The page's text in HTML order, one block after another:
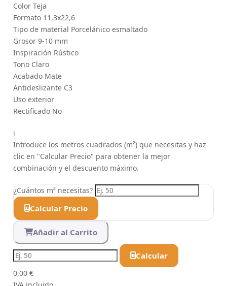
Color Teja
Formato 11,3x22,6
Tipo de material Porcelánico esmaltado
Grosor 9-10 mm
Inspiración Rústico
Tono Claro
Acabado Mate
Antideslizante C3
Uso exterior
Rectificado No
i
Introduce los metros cuadrados (m²) que necesitas y haz
clic en "Calcular Precio" para obtener la mejor
combinación y el descuento máximo.
¿Cuántos m² necesitas?
Calcular Precio
Añadir al Carrito
Calcular
0,00 €